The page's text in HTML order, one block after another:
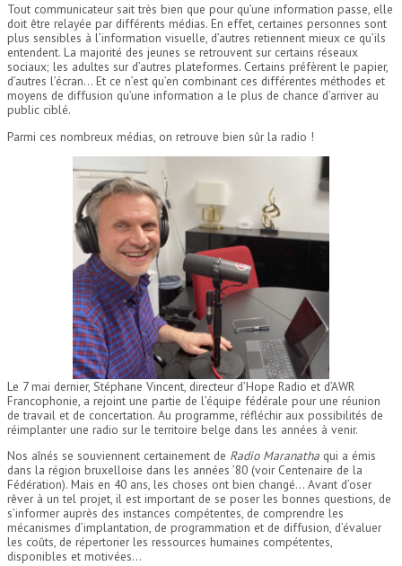
Tout communicateur sait très bien que pour qu’une information passe, elle
doit être relayée par différents médias. En effet, certaines personnes sont
plus sensibles à l’information visuelle, d’autres retiennent mieux ce qu’ils
entendent. La majorité des jeunes se retrouvent sur certains réseaux
sociaux; les adultes sur d’autres plateformes. Certains préfèrent le papier,
d’autres l’écran… Et ce n’est qu’en combinant ces différentes méthodes et
moyens de diffusion qu’une information a le plus de chance d’arriver au
public ciblé.
Parmi ces nombreux médias, on retrouve bien sûr la radio !
Le 7 mai dernier, Stéphane Vincent, directeur d’Hope Radio et d’AWR
Francophonie, a rejoint une partie de l’équipe fédérale pour une réunion
de travail et de concertation. Au programme, réfléchir aux possibilités de
réimplanter une radio sur le territoire belge dans les années à venir.
Nos aînés se souviennent certainement de Radio Maranatha qui a émis
dans la région bruxelloise dans les années ’80 (voir Centenaire de la
Fédération). Mais en 40 ans, les choses ont bien changé… Avant d’oser
rêver à un tel projet, il est important de se poser les bonnes questions, de
s’informer auprès des instances compétentes, de comprendre les
mécanismes d’implantation, de programmation et de diffusion, d’évaluer
les coûts, de répertorier les ressources humaines compétentes,
disponibles et motivées…